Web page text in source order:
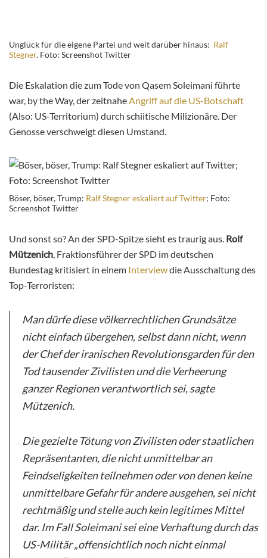
Unglück für die eigene Partei und weit darüber hinaus: Ralf
Stegner. Foto: Screenshot Twitter
Die Eskalation die zum Tode von Qasem Soleimani führte
war, by the Way, der zeitnaheAngriff auf die US-Botschaft
(Also: US-Territorium) durch schiitische Milizionäre. Der
Genosse verschweigt diesen Umstand.
Böser, böser, Trump: Ralf Stegner eskaliert auf Twitter; Foto:
Screenshot Twitter
Und sonst so? An der SPD-Spitze sieht es traurig aus. Rolf
Mützenich, Fraktionsführer der SPD im deutschen
Bundestag kritisiert in einem Interviewdie Ausschaltung des
Top-Terroristen:
Man dürfe diese völkerrechtlichen Grundsätze
nicht einfach übergehen, selbst dann nicht, wenn
der Chef der iranischen Revolutionsgarden für den
Tod tausender Zivilisten und die Verheerung
ganzer Regionen verantwortlich sei, sagte
Mützenich.
Die gezielte Tötung von Zivilisten oder staatlichen
Repräsentanten, die nicht unmittelbar an
Feindseligkeiten teilnehmen oder von denen keine
unmittelbare Gefahr für andere ausgehen, sei nicht
rechtmäßig und stelle auch kein legitimes Mittel
dar. Im Fall Soleimani sei eine Verhaftung durch das
US-Militär „offensichtlich noch nicht einmal